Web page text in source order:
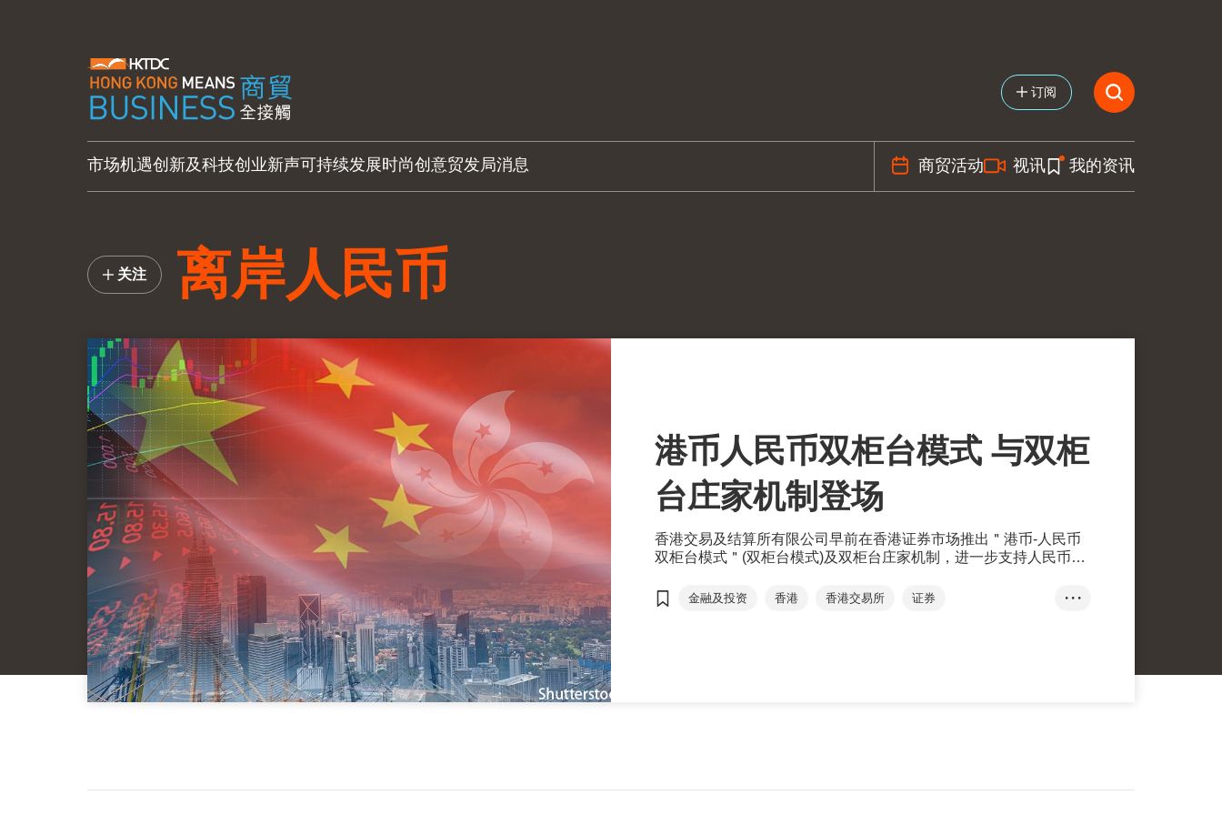
订阅
市场机遇创新及科技创业新声可持续发展时尚创意贸发局消息 商贸活动 视讯 我的资讯
离岸人民币
关注
港币人民币双柜台模式 与双柜
台庄家机制登场
香港交易及结算所有限公司早前在香港证券市场推出＂港币-人民币
双柜台模式＂(双柜台模式)及双柜台庄家机制，进一步支持人民币于
金融及投资 香港 香港交易所
证券
• • •